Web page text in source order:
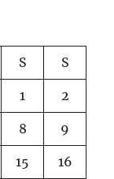
S S
1 2
8 9
15 16